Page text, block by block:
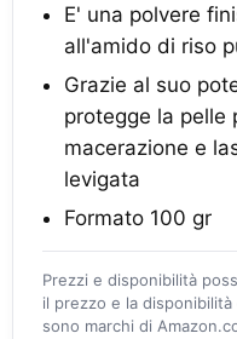
E' una polvere
all'amido di riso
Grazie al suo
protegge la pelle
macerazione e
levigata
Formato 100 gr
Prezzi e disponibilità
il prezzo e la
sono marchi di